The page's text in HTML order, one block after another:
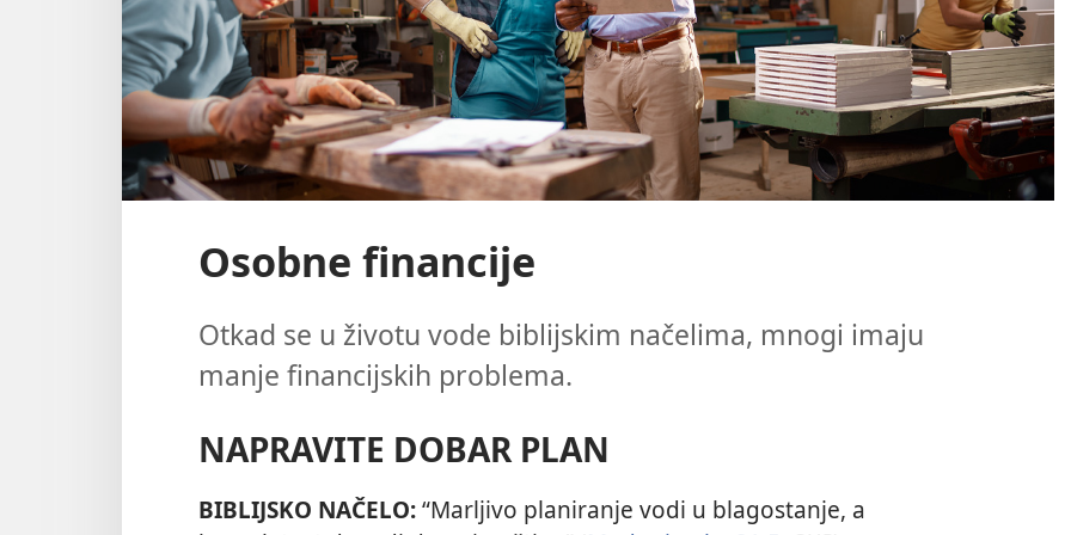
Osobne financije
Otkad se u životu vode biblijskim načelima, mnogi imaju
manje financijskih problema.
NAPRAVITE DOBAR PLAN
BIBLIJSKO NAČELO:“Marljivo planiranje vodi u blagostanje, a